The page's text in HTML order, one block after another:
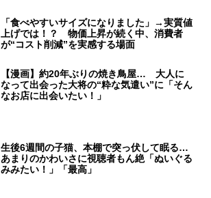
「食べやすいサイズになりました」→実質値
上げでは！？ 物価上昇が続く中、消費者
が“コスト削減”を実感する場面
【漫画】約20年ぶりの焼き鳥屋… 大人に
なって出会った大将の“粋な気遣い”に「そん
なお店に出会いたい！」
生後6週間の子猫、本棚で突っ伏して眠る…
あまりのかわいさに視聴者もん絶「ぬいぐる
みみたい！」「最高」